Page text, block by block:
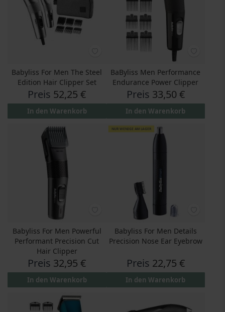
Babyliss For Men The Steel
Edition Hair Clipper Set
Preis 52,25 €
In den Warenkorb
BaByliss Men Performance
Endurance Power Clipper
Preis 33,50 €
In den Warenkorb
Babyliss For Men Powerful
Performant Precision Cut
Hair Clipper
Preis 32,95 €
In den Warenkorb
NUR WENIGE AM LAGER
Babyliss For Men Details
Precision Nose Ear Eyebrow
Preis 22,75 €
In den Warenkorb